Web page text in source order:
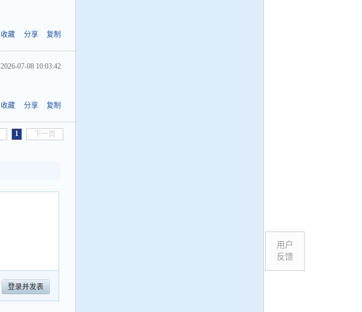
收藏 分享 复制
2026-07-08 10:03:42
收藏 分享 复制
1 下一页
登录并发表
用户
反馈